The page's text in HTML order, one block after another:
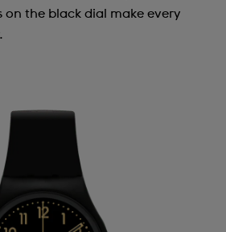
on the black dial make every